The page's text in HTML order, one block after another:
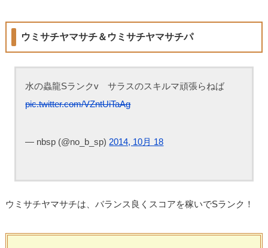
ウミサチヤマサチ＆ウミサチヤマサチパ
水の蟲龍Sランクv サラスのスキルマ頑張らねば
pic.twitter.com/VZntUiTaAg
— nbsp (@no_b_sp) 2014, 10月 18
ウミサチヤマサチは、バランス良くスコアを稼いでSランク！